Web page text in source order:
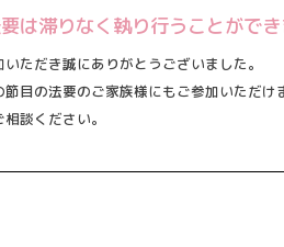
滞りなく執り行うことができ
ただき誠にありがとうございました。
目の法要のご家族様にもご参加いただけ
談ください。